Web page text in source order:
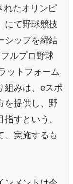
れたオリンピ
にて野球競技
シップを締結
ルプロ野球
ットフォーム
組みは、eスポ
を提供し、野
すという、
、実施するも